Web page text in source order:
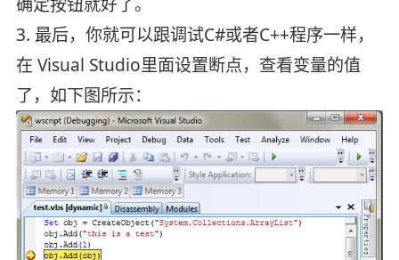
3. 最后，你就可以跟调试C#或者C++程序一样，
在 Visual Studio里面设置断点，查看变量的值
了，如下图所示：